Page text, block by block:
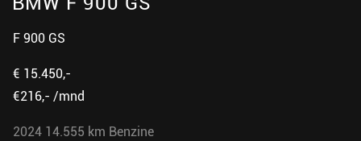
F 900 GS
€ 15.450,-
€216,- /mnd
2024 14.555 km Benzine